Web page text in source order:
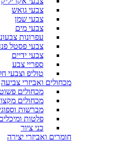
צבעי גואש
צבעי שמן
צבעי מים
עפרונות
צבעי פסטל
צבעי ידיים
ספריי צבע
טוליפ וצבעי
מכחולים ואביזרי צביעה
מכחולים
מכחולים
מברשות
פלטות
כני ציור
חומרים ואביזרי יצירה